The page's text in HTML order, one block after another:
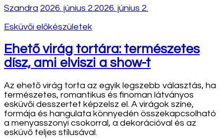
Szandra 2026. június 2.2026. június 2.
Esküvői előkészületek
Ehető virág tortára: természetes
dísz, ami elviszi a show-t
Az ehető virág torta az egyik legszebb választás, ha
természetes, romantikus és finoman látványos
esküvői desszertet képzelsz el. A virágok színe,
formája és hangulata könnyedén összekapcsolható
a menyasszonyi csokorral, a dekorációval és az
esküvő teljes stílusával.